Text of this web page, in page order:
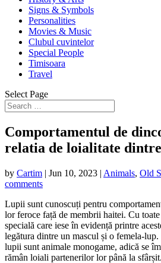
Signs & Symbols
Personalities
Movies & Music
Clubul cuvintelor
Special People
Timisoara
Travel
Select Page
Comportamentul de
relatia de loialitate
by Cartim | Jun 10, 2023 | Animals, Old
comments
Lupii sunt cunoscuți pentru
lor feroce față de membrii haitei. Cu toate
specială care iese în evidență printre
legătura dintre un mascul și o femela-
lupii sunt animale monogame, adică se
rămân loiali partenerilor lor până la sfârșit.